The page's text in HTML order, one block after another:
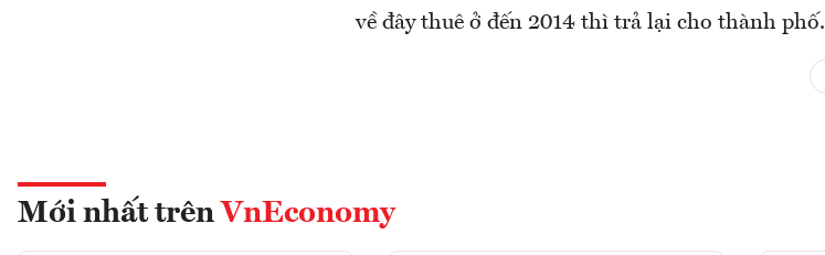
về đây thuê ở đến 2014 thì trả lại cho thành phố.
Mới nhất trên VnEconomy